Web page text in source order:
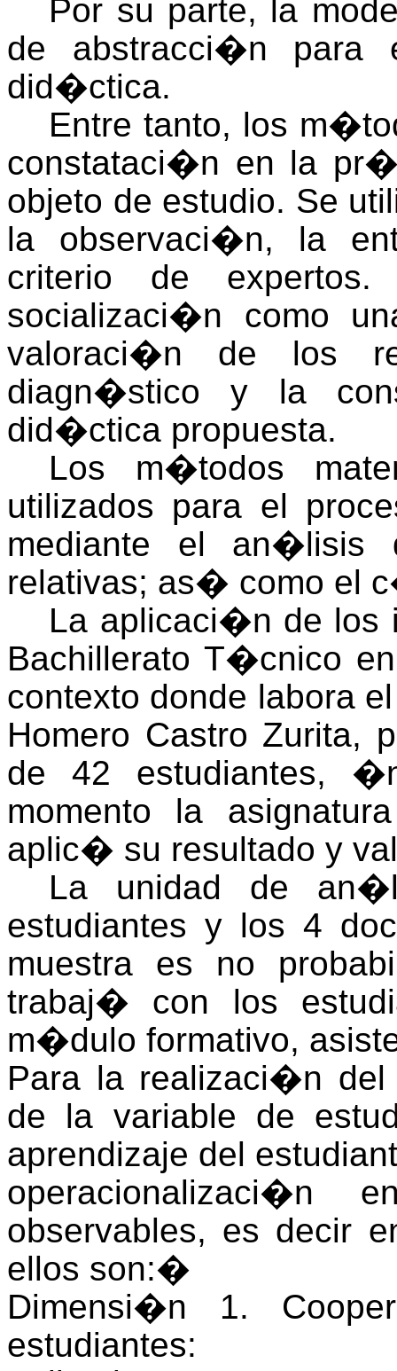
Por su parte, la
de abstracci�n para
did�ctica.
Entre tanto, los
constataci�n en la
objeto de estudio. Se
la observaci�n, la
criterio de
socializaci�n como
valoraci�n de los
diagn�stico y la
did�ctica propuesta.
Los m�todos
utilizados para el
mediante el an�lisis
relativas; as� como el
La aplicaci�n de los
Bachillerato T�cnico
contexto donde labora
Homero Castro Zurita,
de 42 estudiantes,
momento la
aplic� su resultado y
La unidad de
estudiantes y los 4
muestra es no
trabaj� con los
m�dulo formativo,
Para la realizaci�n
de la variable de
aprendizaje del
operacionalizaci�n
observables, es decir
ellos son:�
Dimensi�n 1.
estudiantes: